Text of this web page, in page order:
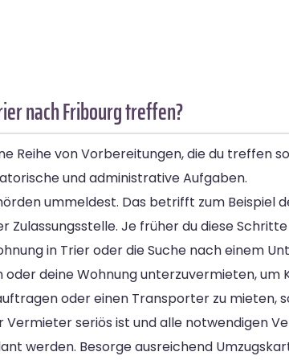
nach Fribourg treffen?
Reihe von Vorbereitungen, die du treffen
und administrative Aufgaben.
ummeldest. Das betrifft zum Beispiel
Je früher du diese
in Trier oder die Suche nach einem
oder deine Wohnung unterzuvermieten, um
oder einen Transporter zu mieten,
seriös ist und alle notwendigen
werden. Besorge ausreichend